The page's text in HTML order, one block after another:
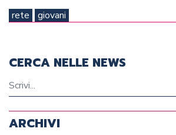
rete
giovani
CERCA NELLE NEWS
ARCHIVI